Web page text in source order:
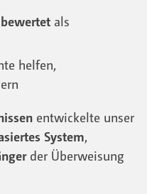
als
helfen,
entwickelte unser
System,
der Überweisung